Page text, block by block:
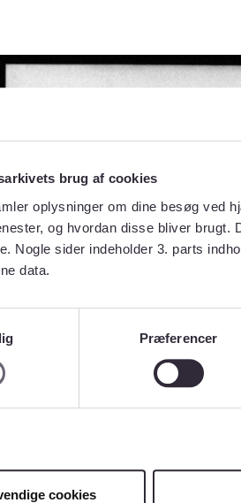
brug af cookies
oplysninger om dine besøg ved
og hvordan disse bliver
Nogle sider indeholder 3. parts
data.
Præferencer
cookies